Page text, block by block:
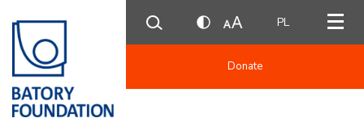
PL
Donate